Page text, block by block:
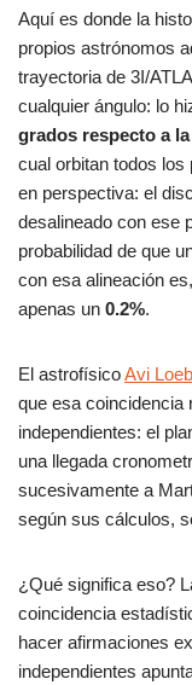
Aquí es donde la
propios astrónomos
trayectoria de 3I/
cualquier ángulo: lo
grados respecto a
cual orbitan todos los
en perspectiva: el
desalineado con ese
probabilidad de que
con esa alineación
apenas un 0.2%.
El astrofísicoAvi Loeb
que esa coincidencia
independientes: el
una llegada
sucesivamente a
según sus cálculos,
¿Qué significa eso?
coincidencia
hacer afirmaciones
independientes